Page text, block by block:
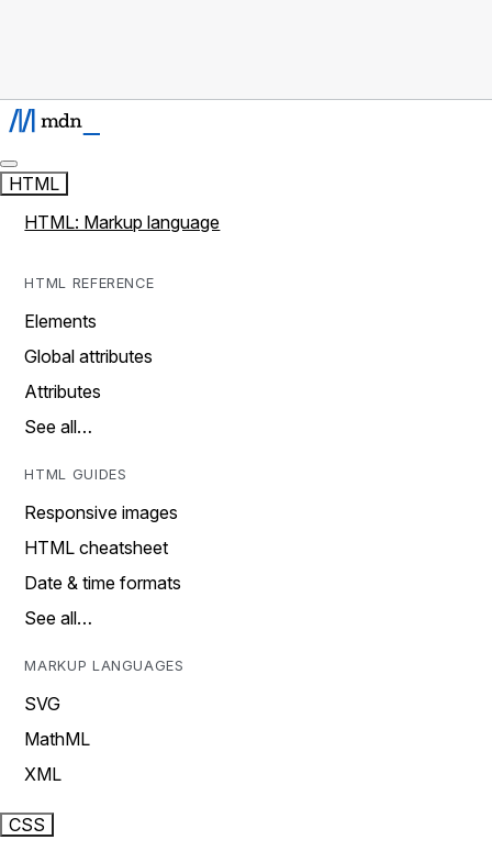
HTML
HTML: Markup language
HTML REFERENCE
Elements
Global attributes
Attributes
See all…
HTML GUIDES
Responsive images
HTML cheatsheet
Date & time formats
See all…
MARKUP LANGUAGES
SVG
MathML
XML
CSS